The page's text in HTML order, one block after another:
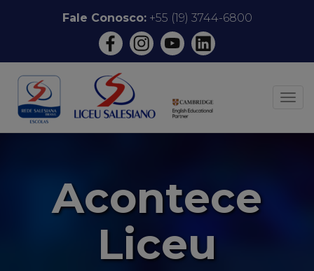
conteúdo
Fale Conosco:+55 (19) 3744-6800
Acontece
Liceu